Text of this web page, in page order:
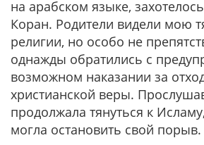
на арабском языке,
Коран. Родители видели мою
религии, но особо не
однажды обратились с
возможном наказании за
христианской веры.
продолжала тянуться к
могла остановить свой порыв.